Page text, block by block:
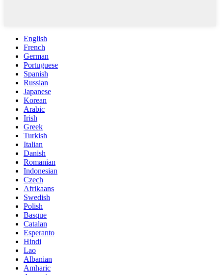
English
French
German
Portuguese
Spanish
Russian
Japanese
Korean
Arabic
Irish
Greek
Turkish
Italian
Danish
Romanian
Indonesian
Czech
Afrikaans
Swedish
Polish
Basque
Catalan
Esperanto
Hindi
Lao
Albanian
Amharic